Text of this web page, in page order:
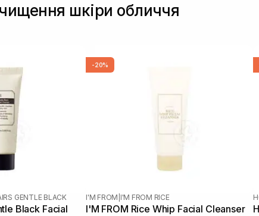
шкіри обличчя
GENTLE BLACK
Black Facial
-20%
I'M FROM I'M FROM RICE
I'M FROM Rice Whip Facial Cleanser